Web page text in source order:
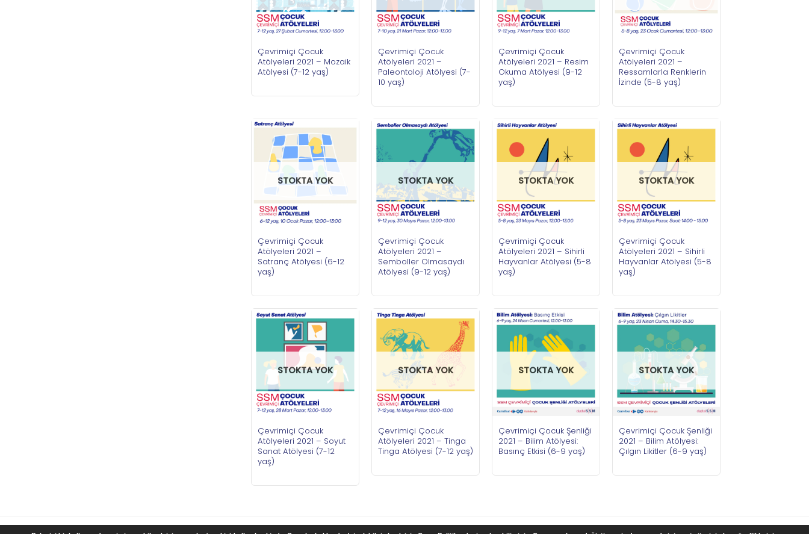
Çevrimiçi Çocuk
Atölyeleri 2021 – Mozaik
Atölyesi (7-12 yaş)
Çevrimiçi Çocuk
Atölyeleri 2021 –
Paleontoloji Atölyesi (7-
10 yaş)
Çevrimiçi Çocuk
Atölyeleri 2021 – Resim
Okuma Atölyesi (9-12
yaş)
Çevrimiçi Çocuk
Atölyeleri 2021 –
Ressamlarla Renklerin
İzinde (5-8 yaş)
STOKTA YOK
Çevrimiçi Çocuk
Atölyeleri 2021 –
Satranç Atölyesi (6-12
yaş)
STOKTA YOK
Çevrimiçi Çocuk
Atölyeleri 2021 –
Semboller Olmasaydı
Atölyesi (9-12 yaş)
STOKTA YOK
Çevrimiçi Çocuk
Atölyeleri 2021 – Sihirli
Hayvanlar Atölyesi (5-8
yaş)
STOKTA YOK
Çevrimiçi Çocuk
Atölyeleri 2021 – Sihirli
Hayvanlar Atölyesi (5-8
yaş)
STOKTA YOK
Çevrimiçi Çocuk
Atölyeleri 2021 – Soyut
Sanat Atölyesi (7-12
yaş)
STOKTA YOK
Çevrimiçi Çocuk
Atölyeleri 2021 – Tinga
Tinga Atölyesi (7-12 yaş)
STOKTA YOK
Çevrimiçi Çocuk Şenliği
2021 – Bilim Atölyesi:
Basınç Etkisi (6-9 yaş)
STOKTA YOK
Çevrimiçi Çocuk Şenliği
2021 – Bilim Atölyesi:
Çılgın Likitler (6-9 yaş)